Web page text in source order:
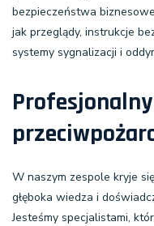
bezpieczeństwa
jak przeglądy, instrukcje
systemy sygnalizacji i
W naszym zespole kryje
głęboka wiedza i
Jesteśmy specjalistami,